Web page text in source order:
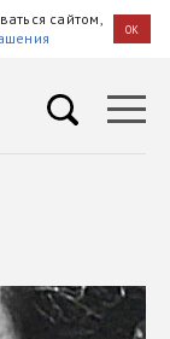
сайтом,
OK